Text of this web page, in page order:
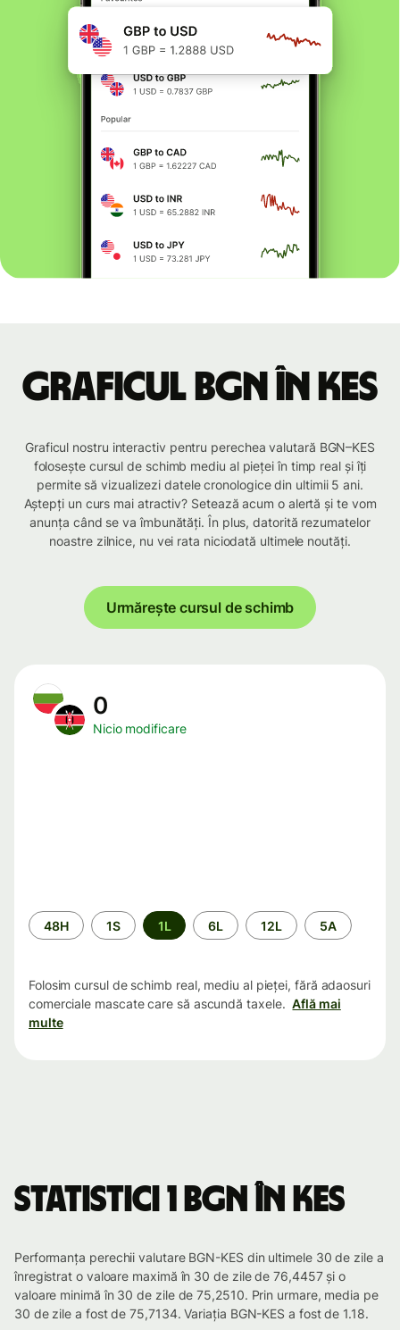
Graficul BGN în KES
Graficul nostru interactiv pentru perechea valutară BGN–KES
folosește cursul de schimb mediu al pieței în timp real și îți
permite să vizualizezi datele cronologice din ultimii 5 ani.
Aștepți un curs mai atractiv? Setează acum o alertă și te vom
anunța când se va îmbunătăți. În plus, datorită rezumatelor
noastre zilnice, nu vei rata niciodată ultimele noutăți.
Urmărește cursul de schimb
0
Nicio modificare
Perioada
48H 1S 1L 6L 12L 5A
Folosim cursul de schimb real, mediu al pieței, fără adaosuri
comerciale mascate care să ascundă taxele. Află mai
multe
Statistici 1 BGN în KES
Performanța perechii valutare BGN-KES din ultimele 30 de zile a
înregistrat o valoare maximă în 30 de zile de 76,4457 și o
valoare minimă în 30 de zile de 75,2510. Prin urmare, media pe
30 de zile a fost de 75,7134. Variația BGN-KES a fost de 1.18.